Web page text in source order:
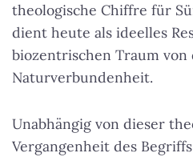
theologische Chiffre für
dient heute als ideelles
biozentrischen Traum von
Naturverbundenheit.
Unabhängig von dieser
Vergangenheit des